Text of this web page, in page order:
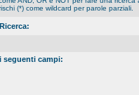
(*) come wildcard per parole parziali.
seguenti campi: